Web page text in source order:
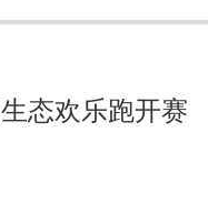
态欢乐跑开赛